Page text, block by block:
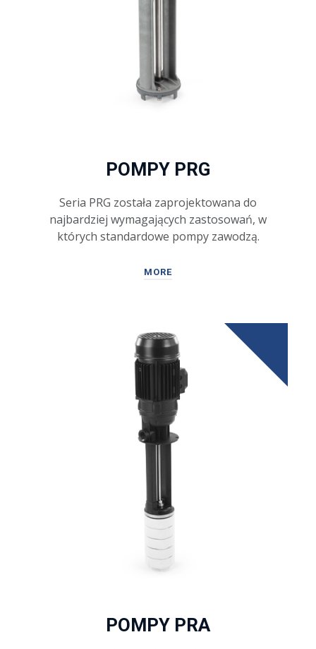
POMPY PRG
Seria PRG została zaprojektowana do
najbardziej wymagających zastosowań, w
których standardowe pompy zawodzą.
MORE
POMPY PRA